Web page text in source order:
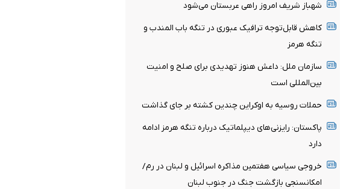
شهباز شریف امروز راهی عربستان می‌شود
کاهش قابل‌توجه ترافیک عبوری در تنگه باب المندب و
تنگه هرمز
سازمان ملل: داعش هنوز تهدیدی برای صلح و امنیت
بین‌المللی است
حملات روسیه به اوکراین چندین کشته بر جای گذاشت
پاکستان: رایزنی‌های دیپلماتیک درباره تنگه هرمز ادامه
دارد
خروجی سیاسی هفتمین مذاکره اسرائیل و لبنان در رم/
امکانسنجی بازگشت جنگ در جنوب لبنان